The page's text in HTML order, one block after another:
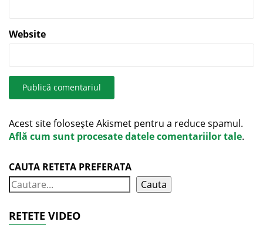
Website
Acest site folosește Akismet pentru a reduce spamul.
Află cum sunt procesate datele comentariilor tale.
CAUTA RETETA PREFERATA
Cauta
RETETE VIDEO